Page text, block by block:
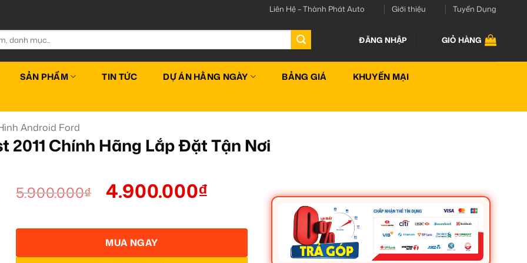
Liên Hệ – Thành Phát Auto Giới thiệu Tuyển Dụng
ĐĂNG NHẬP GIỎ HÀNG
SẢN PHẨM TIN TỨC DỰ ÁN HẰNG NGÀY BẢNG GIÁ KHUYẾN MẠI
Android Ford
2011 Chính Hãng Lắp Đặt Tận Nơi
5.900.000₫ 4.900.000₫
MUA NGAY